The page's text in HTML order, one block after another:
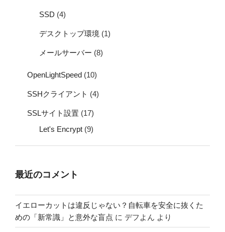
SSD (4)
デスクトップ環境 (1)
メールサーバー (8)
OpenLightSpeed (10)
SSHクライアント (4)
SSLサイト設置 (17)
Let's Encrypt (9)
最近のコメント
イエローカットは違反じゃない？自転車を安全に抜くた
めの「新常識」と意外な盲点 に デフよん より